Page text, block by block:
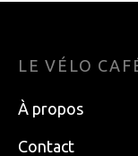
LE VÉLO
À propos
Contact